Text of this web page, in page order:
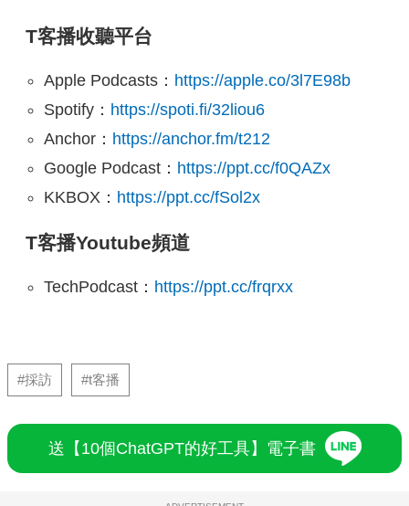
T客播收聽平台
Apple Podcasts： https://apple.co/3l7E98b
Spotify： https://spoti.fi/32liou6
Anchor： https://anchor.fm/t212
Google Podcast： https://ppt.cc/f0QAZx
KKBOX： https://ppt.cc/fSol2x
T客播Youtube頻道
TechPodcast： https://ppt.cc/frqrxx
#採訪 #t客播
送【10個ChatGPT的好工具】電子書